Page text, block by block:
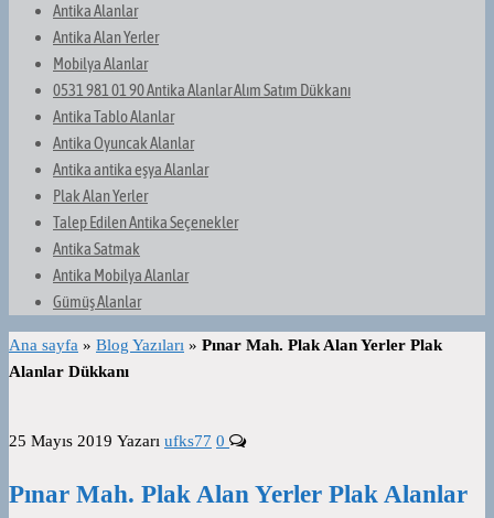
Antika Alanlar
Antika Alan Yerler
Mobilya Alanlar
0531 981 01 90 Antika Alanlar Alım Satım Dükkanı
Antika Tablo Alanlar
Antika Oyuncak Alanlar
Antika antika eşya Alanlar
Plak Alan Yerler
Talep Edilen Antika Seçenekler
Antika Satmak
Antika Mobilya Alanlar
Gümüş Alanlar
Ana sayfa » Blog Yazıları » Pınar Mah. Plak Alan Yerler Plak
Alanlar Dükkanı
25 Mayıs 2019 Yazarı ufks77 0
Pınar Mah. Plak Alan Yerler Plak Alanlar